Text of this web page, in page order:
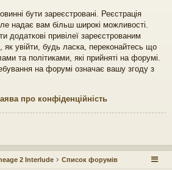
бути зареєстровані. Реєстрація
надає вам більш широкі можливості.
додаткові привілеї зареєстрованим
увійти, будь ласка, переконайтесь що
та політиками, які прийняті на форумі.
на форумі означає вашу згоду з
про конфіденційність
2 Interlude Список форумів